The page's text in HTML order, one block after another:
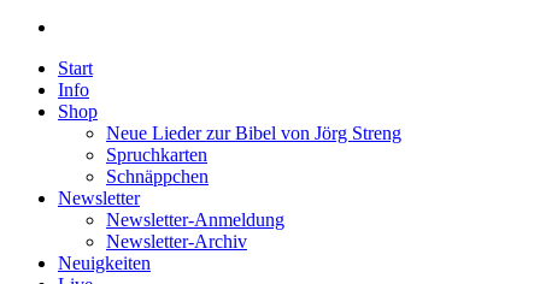
Start
Info
Shop
Neue Lieder zur Bibel von Jörg Streng
Spruchkarten
Schnäppchen
Newsletter
Newsletter-Anmeldung
Newsletter-Archiv
Neuigkeiten